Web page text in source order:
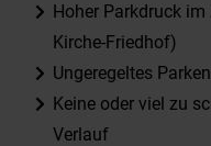
S-Bahn,
Hoher Parkdruck
Kirche-Friedhof)
Ungeregeltes
Keine oder viel zu
Verlauf